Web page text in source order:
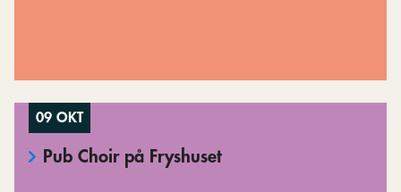
09 OKT
Pub Choir på Fryshuset